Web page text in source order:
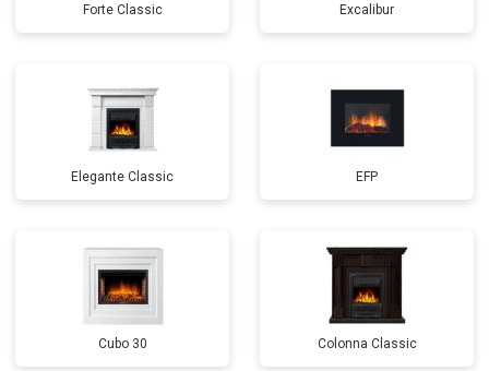
Forte Classic Excalibur
Elegante Classic EFP
Cubo 30 Colonnа Classic